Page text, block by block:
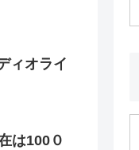
ィオライ
は100０